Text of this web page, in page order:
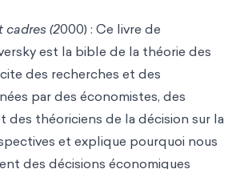
cadres (2000) : Ce livre de
est la bible de la théorie des
des recherches et des
par des économistes, des
des théoriciens de la décision sur la
et explique pourquoi nous
des décisions économiques